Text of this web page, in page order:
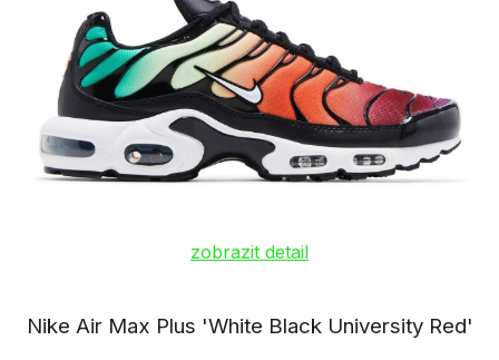
zobrazit detail
Nike Air Max Plus 'White Black University Red'